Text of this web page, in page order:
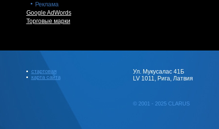
Реклама
Google AdWords
Торговые марки
стартовая
карта сайта
Ул. Мукусалас 41Б
LV 1011, Рига, Латвия
© 2001 - 2025 CLARUS